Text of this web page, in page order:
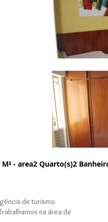
M² - area2 Quarto(s)2
de turismo
na área de